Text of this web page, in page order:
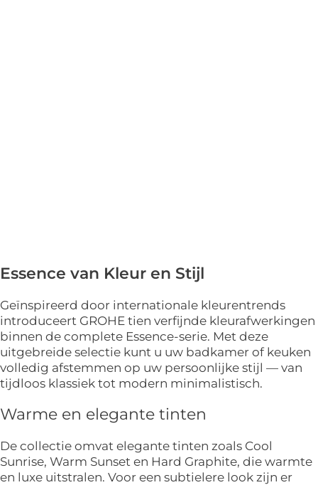
Essence van Kleur en Stijl
Geïnspireerd door internationale kleurentrends
introduceert GROHE tien verfijnde kleurafwerkingen
binnen de complete Essence-serie. Met deze
uitgebreide selectie kunt u uw badkamer of keuken
volledig afstemmen op uw persoonlijke stijl — van
tijdloos klassiek tot modern minimalistisch.
Warme en elegante tinten
De collectie omvat elegante tinten zoals Cool
Sunrise, Warm Sunset en Hard Graphite, die warmte
en luxe uitstralen. Voor een subtielere look zijn er